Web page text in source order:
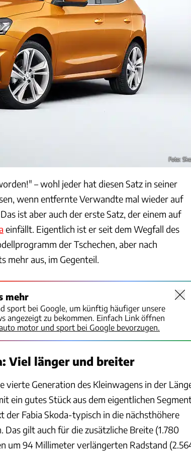
Foto:
– wohl jeder hat diesen Satz in seiner
wenn entfernte Verwandte mal wieder auf
ist aber auch der erste Satz, der einem auf
einfällt. Eigentlich ist er seit dem Wegfall des
der Tschechen, aber nach
mehr aus, im Gegenteil.
mehr
sport bei Google, um künftig häufiger unsere
angezeigt zu bekommen. Einfach Link öffnen
motor und sport bei Google bevorzugen.
Viel länger und breiter
vierte Generation des Kleinwagens in der
ein gutes Stück aus dem eigentlichen
der Fabia Skoda-typisch in die nächsthöhere
Das gilt auch für die zusätzliche Breite (1.780
um 94 Millimeter verlängerten Radstand